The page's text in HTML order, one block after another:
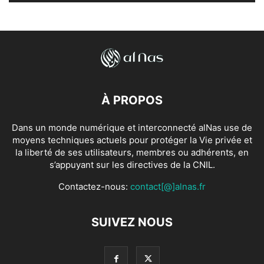
À PROPOS
Dans un monde numérique et interconnecté alNas use de
moyens techniques actuels pour protéger la Vie privée et
la liberté de ses utilisateurs, membres ou adhérents, en
s’appuyant sur les directives de la CNIL.
Contactez-nous: contact[@]alnas.fr
SUIVEZ NOUS